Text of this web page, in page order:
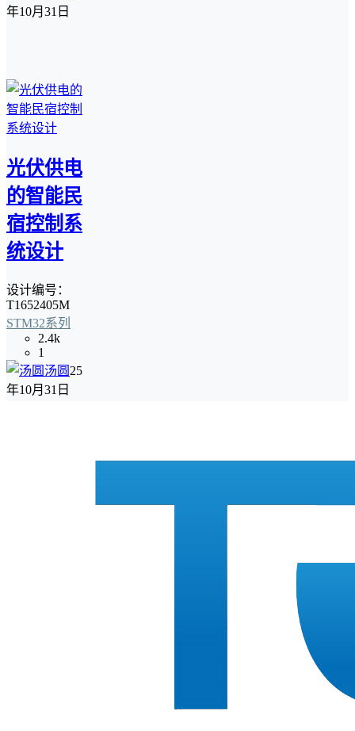
年10月31日
光伏供电
的智能民
宿控制系
统设计
设计编号：
T1652405M
STM32系列
2.4k
1
汤圆 25
年10月31日